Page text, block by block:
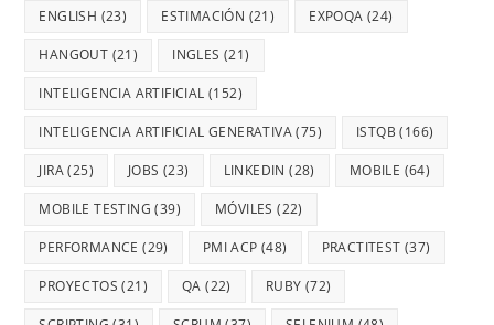
ENGLISH (23) ESTIMACIÓN (21) EXPOQA (24)
HANGOUT (21) INGLES (21)
INTELIGENCIA ARTIFICIAL (152)
INTELIGENCIA ARTIFICIAL GENERATIVA(75) ISTQB (166)
JIRA(25) JOBS (23) LINKEDIN (28) MOBILE (64)
MOBILE TESTING (39) MÓVILES (22)
PERFORMANCE (29) PMI ACP (48) PRACTITEST (37)
PROYECTOS (21) QA (22) RUBY (72)